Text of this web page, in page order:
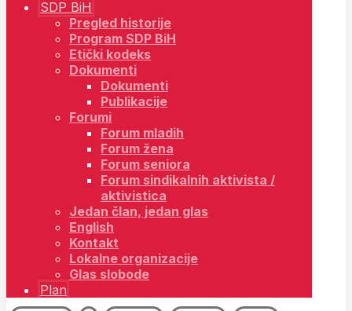
SDP BiH
Pregled historije
Program SDP BiH
Etički kodeks
Dokumenti
Dokumenti
Publikacije
Forumi
Forum mladih
Forum žena
Forum seniora
Forum sindikalnih aktivista /
aktivistica
Jedan član, jedan glas
English
Kontakt
Lokalne organizacije
Glas slobode
Plan